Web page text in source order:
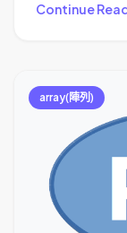
Continue
array(陣列)